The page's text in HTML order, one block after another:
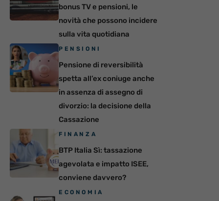
bonus TV e pensioni, le
novità che possono incidere
sulla vita quotidiana
PENSIONI
Pensione di reversibilità
spetta all’ex coniuge anche
in assenza di assegno di
divorzio: la decisione della
Cassazione
FINANZA
BTP Italia Sì: tassazione
agevolata e impatto ISEE,
conviene davvero?
ECONOMIA